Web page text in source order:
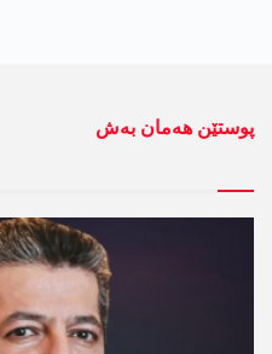
پوستێن ھەمان بەش